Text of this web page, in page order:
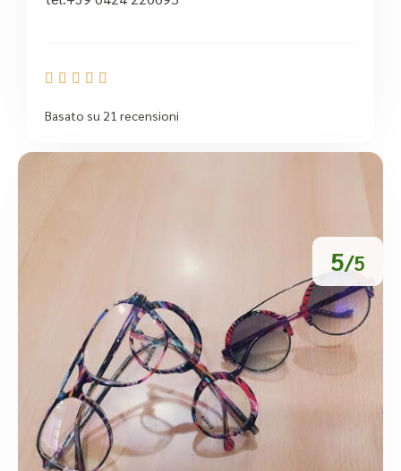
    
Basato su 21 recensioni
5/5